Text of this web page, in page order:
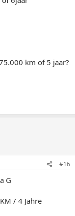
km of 5 jaar?
#16
G
/ 4 Jahre